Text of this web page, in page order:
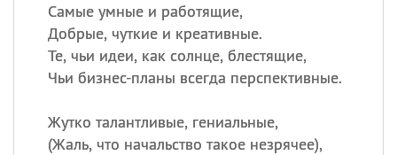
Самые умные и работящие,
Добрые, чуткие и креативные.
Те, чьи идеи, как солнце, блестящие,
Чьи бизнес-планы всегда перспективные.
Жутко талантливые, гениальные,
(Жаль, что начальство такое незрячее),